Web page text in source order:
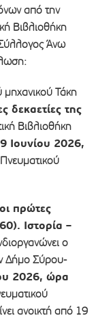
από την
Βιβλιοθήκη
Άνω
μηχανικού Τάκη
δεκαετίες της
Βιβλιοθήκη
Ιουνίου 2026,
πρώτες
Ιστορία –
ο
Δήμο Σύρου-
2026, ώρα
ανοικτή από 19